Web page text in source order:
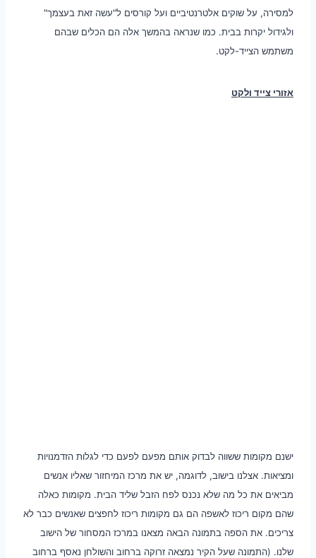
למסירה, על שוקים אלטרנטיביים ועל קורסים ל"עשה זאת בעצמך"
ולגידול יקרות בבית. כמו שנראה בהמשך אלה הם הכלים שבהם
משתמש הצייד-לקט.
אזורי צייד ולקט
ישנם מקומות ששווה לבדוק אותם מפעם לפעם כדי לגלות הזדמנויות
ומציאות. אצלנו בישוב, לדוגמה, יש את מרכז המיחזור שאליו אנשים
מביאים את כל מה שלא נכנס לפח הזבל שליד הבית. מקומות כאלה
שהם מקום ריכוז לאשפה הם גם מקומות ריכוז לחפצים שאנשים כבר לא
צריכים. את הספה בתמונה הבאה מצאנו במרכז המסחור של הישוב
שלנו. (התמונה שעל הקיר נמצאה זרוקה ברחוב והשולחן נאסף ברחוב